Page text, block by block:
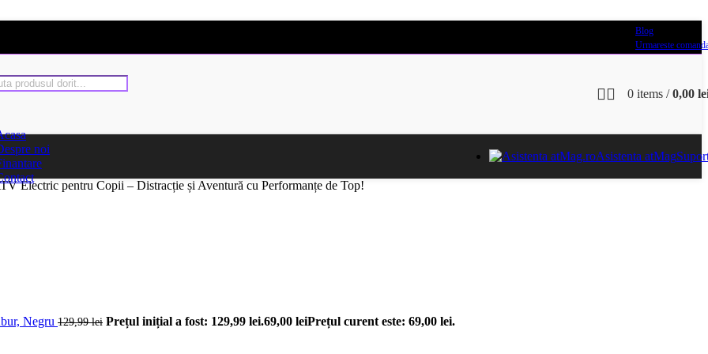
Blog
Urmareste
0 items / 0,00
noi
Asistenta atMag
Electric pentru Copii – Distracție și Aventură cu Performanțe de Top!
Negru 129,99lei Prețul inițial a fost: 129,99 lei.69,00 leiPrețul curent este: 69,00 lei.